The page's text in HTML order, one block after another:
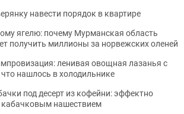
навести порядок в квартире
ягелю: почему Мурманская область
получить миллионы за норвежских оленей
ленивая овощная лазанья с
нашлось в холодильнике
под десерт из кофейни: эффектно
кабачковым нашествием